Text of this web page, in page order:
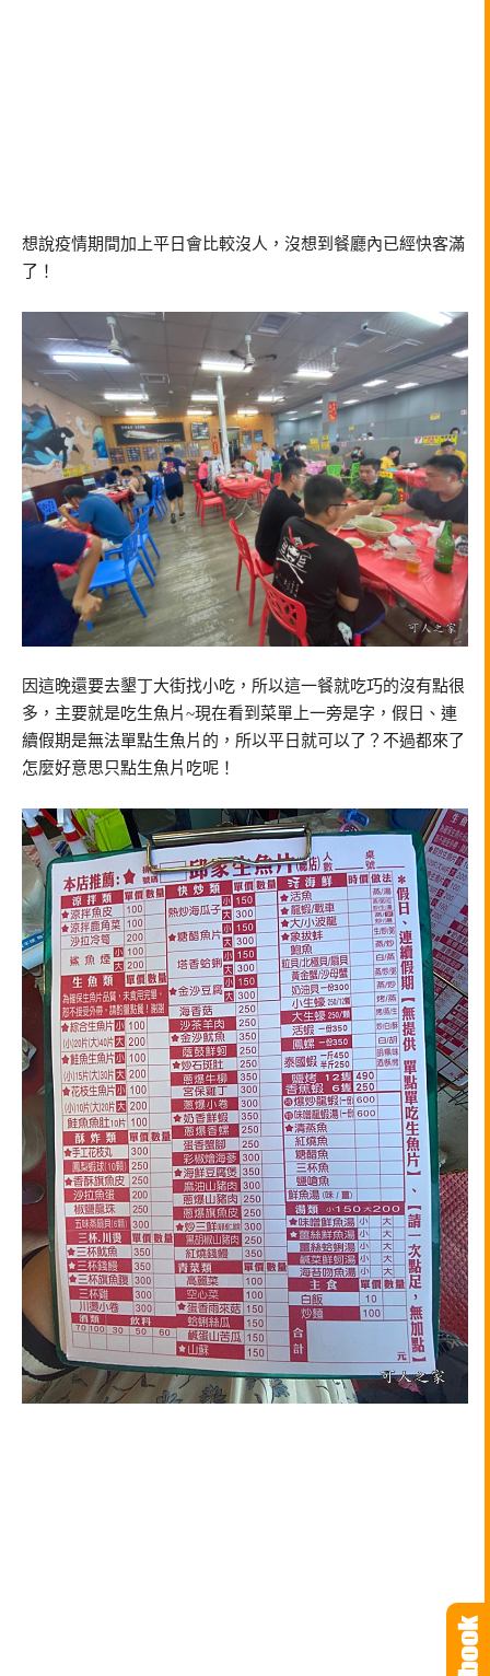
想說疫情期間加上平日會比較沒人，沒想到餐廳內已經快客滿
了！
因這晚還要去墾丁大街找小吃，所以這一餐就吃巧的沒有點很
多，主要就是吃生魚片~現在看到菜單上一旁是字，假日、連
續假期是無法單點生魚片的，所以平日就可以了？不過都來了
怎麼好意思只點生魚片吃呢！